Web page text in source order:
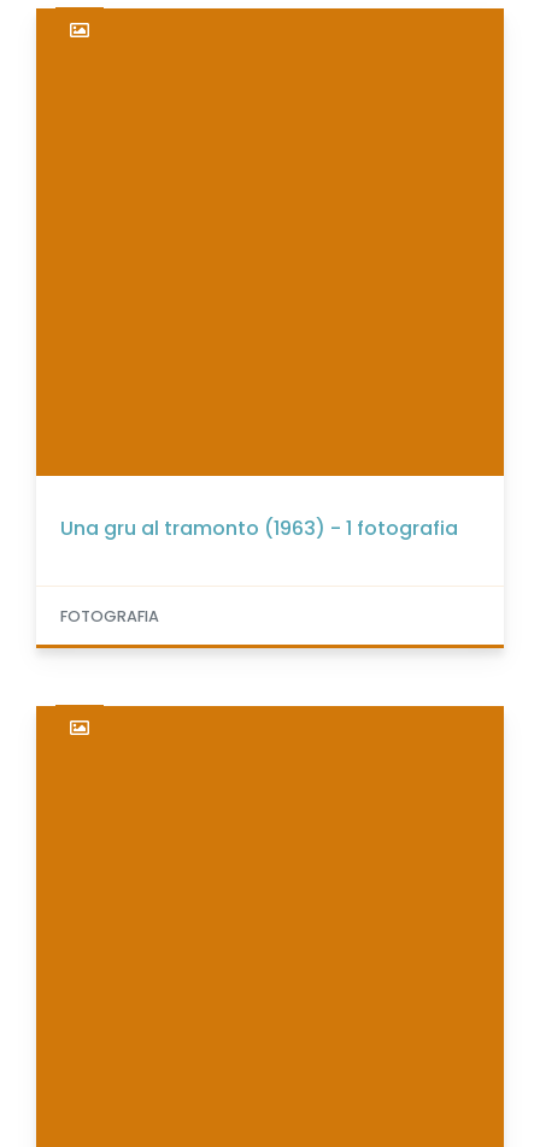
Una gru al tramonto (1963) - 1 fotografia
FOTOGRAFIA